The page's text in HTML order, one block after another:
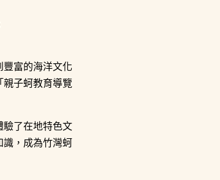
豐富的海洋文化
子蚵教育導覽
驗了在地特色文
識，成為竹灣蚵